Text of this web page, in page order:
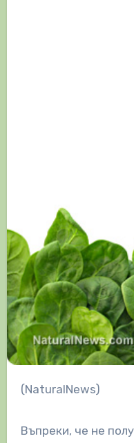
(NaturalNews)
Въпреки, че не